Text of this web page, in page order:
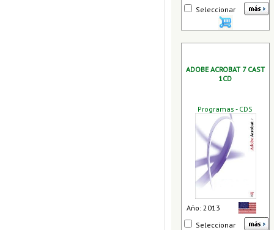
Seleccionar
ADOBE ACROBAT 7 CAST
1CD
Programas - CDS
Año: 2013
Seleccionar